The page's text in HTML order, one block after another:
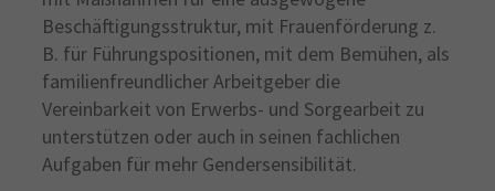
Beschäftigungsstruktur, mit Frauenförderung z.
B. für Führungspositionen, mit dem Bemühen, als
familienfreundlicher Arbeitgeber die
Vereinbarkeit von Erwerbs- und Sorgearbeit zu
unterstützen oder auch in seinen fachlichen
Aufgaben für mehr Gendersensibilität.